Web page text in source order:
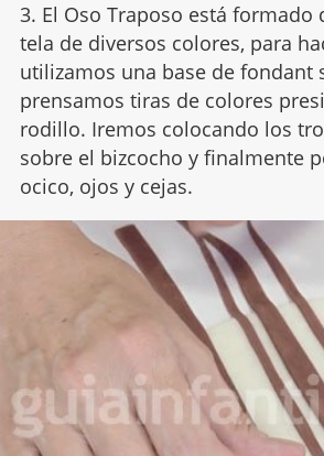
3. El Oso Traposo está formado
tela de diversos colores, para
utilizamos una base de fondant
prensamos tiras de colores
rodillo. Iremos colocando los
sobre el bizcocho y finalmente
ocico, ojos y cejas.